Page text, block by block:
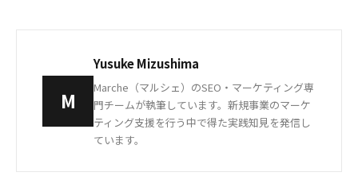
M
Yusuke Mizushima
Marche（マルシェ）のSEO・マーケティング専
門チームが執筆しています。新規事業のマーケ
ティング支援を行う中で得た実践知見を発信し
ています。